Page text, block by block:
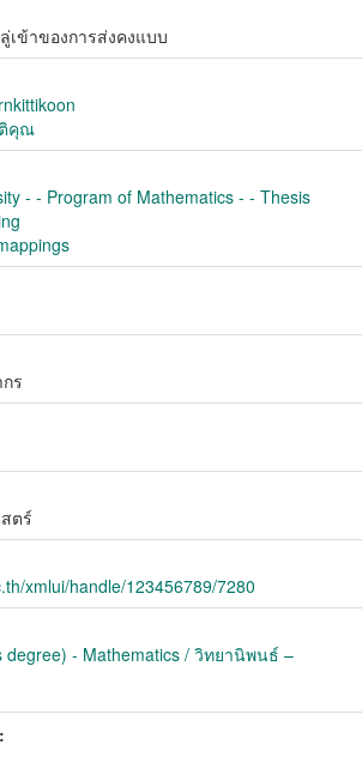
เข้าของการส่งคงแบบ
คุณ
- - Program of Mathematics - - Thesis
ร
ตร์
xmlui/handle/123456789/7280
degree) - Mathematics / วิทยานิพนธ์ –